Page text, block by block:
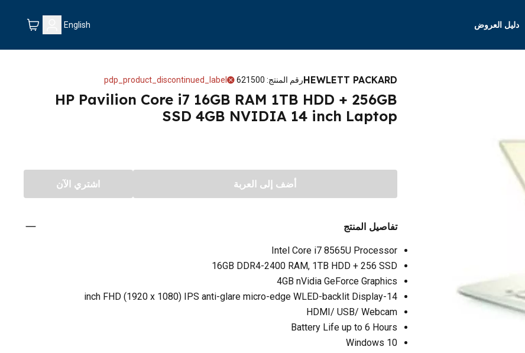
دليل العروض English
HEWLETT PACKARDرقم المنتج:
621500
pdp_product_discontinued_label
HP Pavilion Core i7 16GB RAM 1TB HDD + 256GB
SSD 4GB NVIDIA 14 inch Laptop
أضف إلى العربة اشتري الآن
تفاصيل المنتج
Intel Core i7 8565U Processor
16GB DDR4-2400 RAM, 1TB HDD + 256 SSD
4GB nVidia GeForce Graphics
14-inch FHD (1920 x 1080) IPS anti-glare micro-edge WLED-backlit Display
HDMI/ USB/ Webcam
Battery Life up to 6 Hours
Windows 10